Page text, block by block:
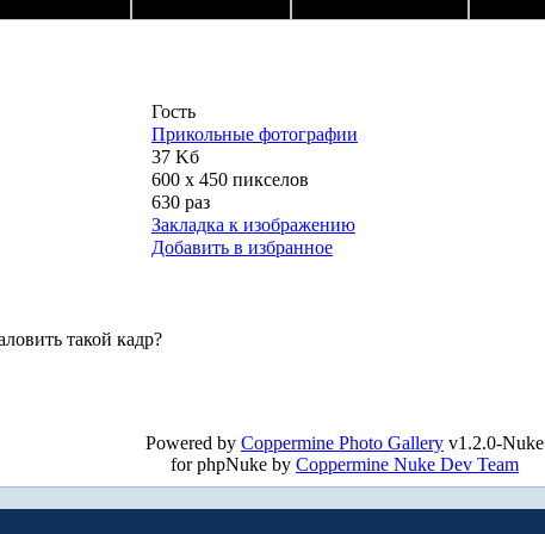
Гость
Прикольные фотографии
37 Kб
600 x 450 пикселов
630 раз
Закладка к изображению
Добавить в избранное
такой кадр?
Powered by Coppermine Photo Gallery v1.2.0-Nuke
for phpNuke by Coppermine Nuke Dev Team